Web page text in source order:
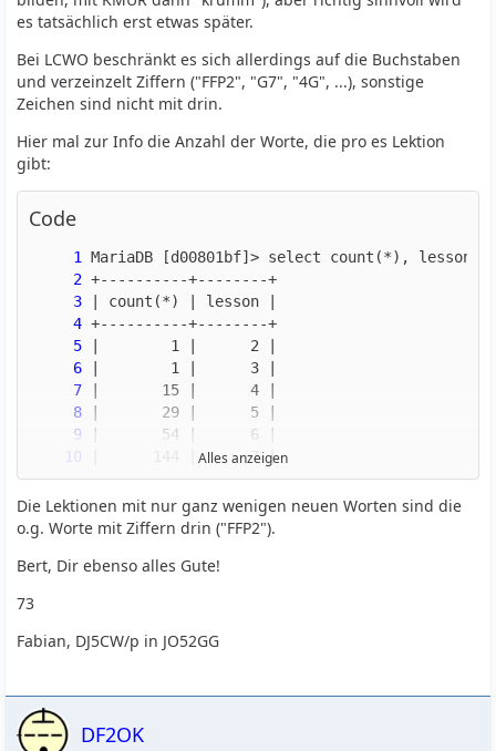
es tatsächlich erst etwas später.
Bei LCWO beschränkt es sich allerdings auf die Buchstaben
und verzeinzelt Ziffern ("FFP2", "G7", "4G", ...), sonstige
Zeichen sind nicht mit drin.
Hier mal zur Info die Anzahl der Worte, die pro es Lektion
gibt:
Code
|      144 |      7 |
|      106 |      8 |
|     1109 |     21 |
Alles anzeigen
Die Lektionen mit nur ganz wenigen neuen Worten sind die
o.g. Worte mit Ziffern drin ("FFP2").
Bert, Dir ebenso alles Gute!
73
Fabian, DJ5CW/p in JO52GG
DF2OK